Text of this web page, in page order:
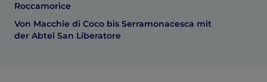
Roccamorice
Von Macchie di Coco bis Serramonacesca mit
der Abtei San Liberatore